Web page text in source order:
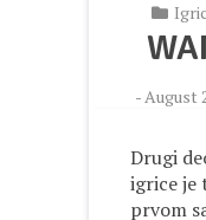
-August
Drugi
igrice je
prvom